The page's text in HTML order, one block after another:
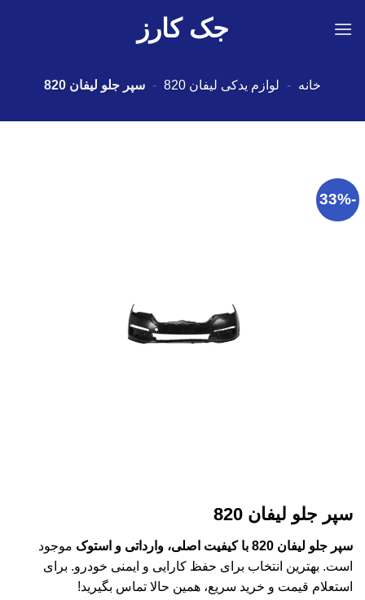
جک کارز
خانه - لوازم یدکی لیفان 820 - سپر جلو لیفان 820
-33%
سپر جلو لیفان 820
سپر جلو لیفان 820 با کیفیت اصلی، وارداتی و استوک
موجود
است. بهترین انتخاب برای حفظ کارایی و ایمنی خودرو. برای
استعلام قیمت و خرید سریع، همین حالا تماس بگیرید!